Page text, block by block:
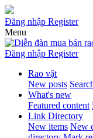
Đăng nhập Register
Menu
Đăng nhập Register
Rao vặt
New posts
What's new
Featured content
Link Directory
New items New